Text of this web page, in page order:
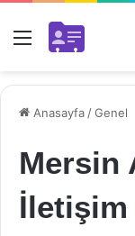
Menü
Anasayfa /Genel
Mersin